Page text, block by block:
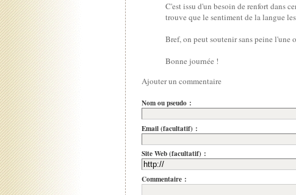
C'est issu d'un besoin de renfort dans
trouve que le sentiment de la langue
Bref, on peut soutenir sans peine l'une
Bonne journée !
Ajouter un commentaire
Nom ou pseudo :
Email (facultatif) :
Site Web (facultatif) :
Commentaire :